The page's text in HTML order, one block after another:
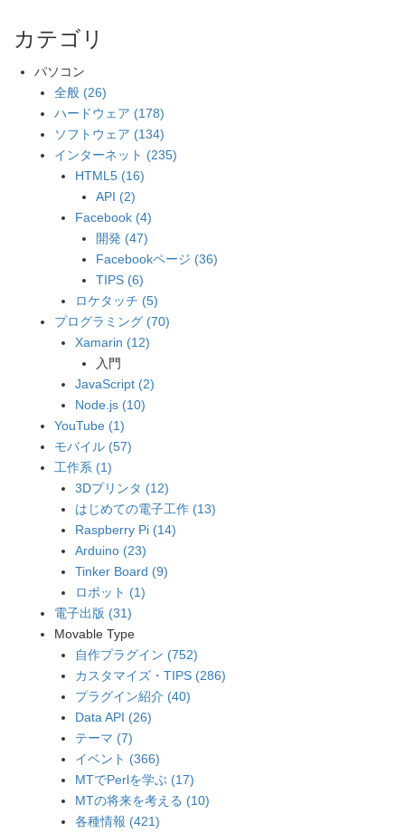
カテゴリ
パソコン
全般 (26)
ハードウェア (178)
ソフトウェア (134)
インターネット (235)
HTML5 (16)
API (2)
Facebook (4)
開発 (47)
Facebookページ (36)
TIPS (6)
ロケタッチ (5)
プログラミング (70)
Xamarin (12)
入門
JavaScript (2)
Node.js (10)
YouTube (1)
モバイル (57)
工作系 (1)
3Dプリンタ (12)
はじめての電子工作 (13)
Raspberry Pi (14)
Arduino (23)
Tinker Board (9)
ロボット (1)
電子出版 (31)
Movable Type
自作プラグイン (752)
カスタマイズ・TIPS (286)
プラグイン紹介 (40)
Data API (26)
テーマ (7)
イベント (366)
MTでPerlを学ぶ (17)
MTの将来を考える (10)
各種情報 (421)